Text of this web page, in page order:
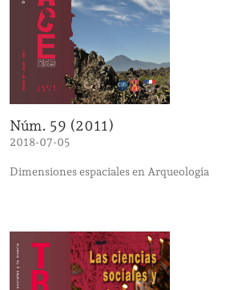
Núm. 59 (2011)
2018-07-05
Dimensiones espaciales en Arqueología